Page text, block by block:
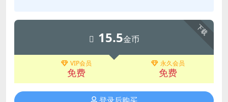
下载
15.5金币
VIP会员
免费
永久会员
免费
登录后购买